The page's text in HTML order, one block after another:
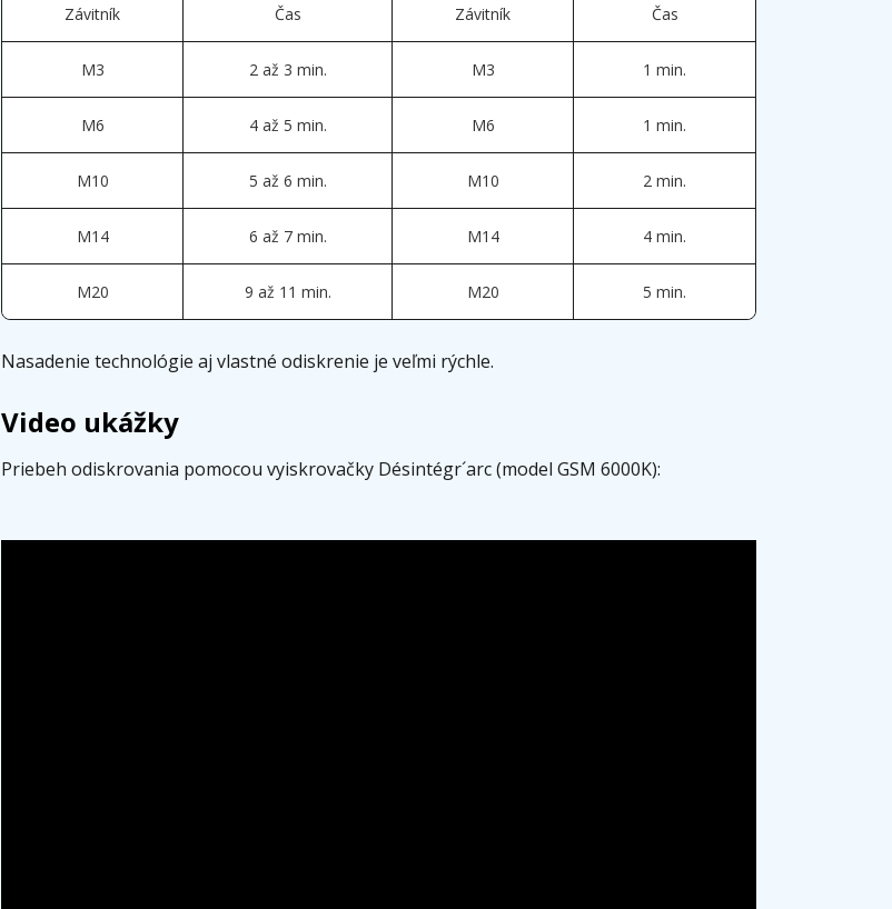
Závitník Čas Závitník Čas
M3 2 až 3 min. M3 1 min.
M6 4 až 5 min. M6 1 min.
M10 5 až 6 min. M10 2 min.
M14 6 až 7 min. M14 4 min.
M20 9 až 11 min. M20 5 min.
Nasadenie technológie aj vlastné odiskrenie je veľmi rýchle.
Video ukážky
Priebeh odiskrovania pomocou vyiskrovačky Désintégr´arc (model GSM 6000K):